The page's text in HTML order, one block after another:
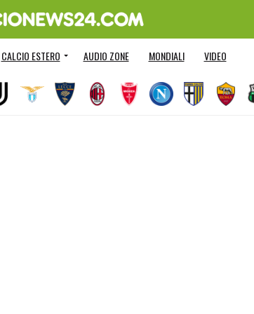
CALCIO ESTERO AUDIO ZONE MONDIALI VIDEO